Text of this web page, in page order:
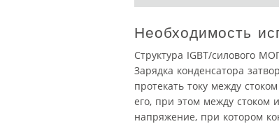
Необходимость
Структура IGBT/силового
Зарядка конденсатора
протекать току между
его, при этом между стоком
напряжение, при котором